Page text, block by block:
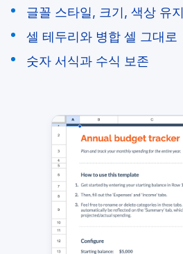
글꼴 스타일, 크기, 색상 유지
셀 테두리와 병합 셀 그대로
숫자 서식과 수식 보존